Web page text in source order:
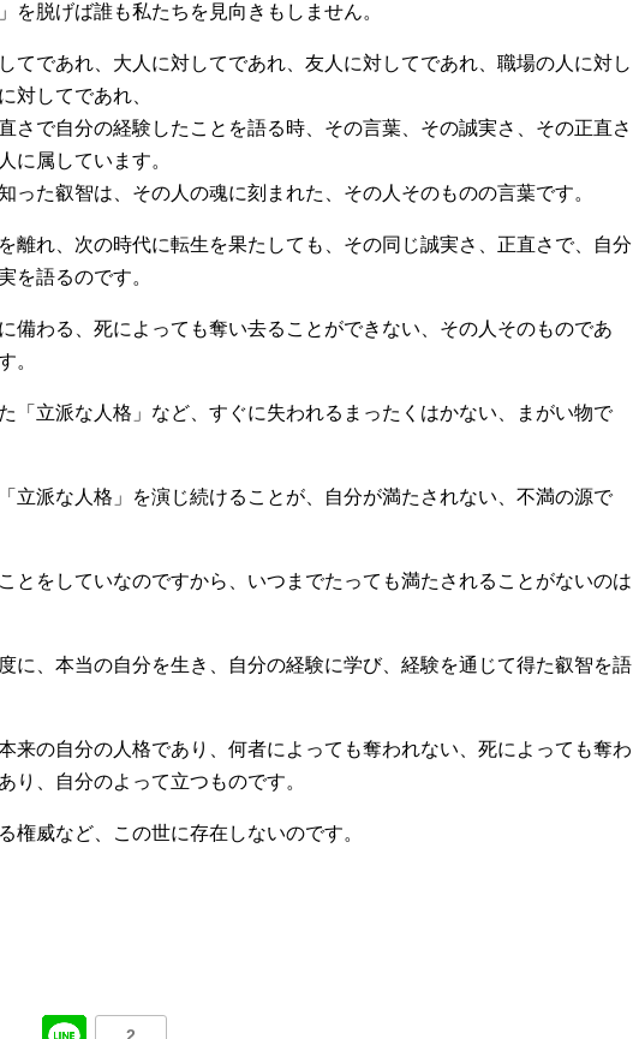
を脱げば誰も私たちを見向きもしません。
てであれ、大人に対してであれ、友人に対してであれ、職場の人に対し
対してであれ、
さで自分の経験したことを語る時、その言葉、その誠実さ、その正直さ
に属しています。
った叡智は、その人の魂に刻まれた、その人そのものの言葉です。
離れ、次の時代に転生を果たしても、その同じ誠実さ、正直さで、自分
を語るのです。
備わる、死によっても奪い去ることができない、その人そのものであ
。
「立派な人格」など、すぐに失われるまったくはかない、まがい物で
立派な人格」を演じ続けることが、自分が満たされない、不満の源で
とをしていなのですから、いつまでたっても満たされることがないのは
に、本当の自分を生き、自分の経験に学び、経験を通じて得た叡智を語
来の自分の人格であり、何者によっても奪われない、死によっても奪わ
り、自分のよって立つものです。
権威など、この世に存在しないのです。